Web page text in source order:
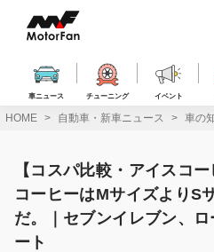
ス
車ニュース チューニング イベント
HOME 自動車・新車ニュース 車の
【コスパ比較・アイスコ
コーヒーはMサイズよりS
だ。｜セブンイレブン、
ート